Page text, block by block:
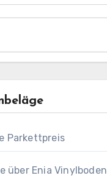
Parkettpreis
über Enia Vinylboden